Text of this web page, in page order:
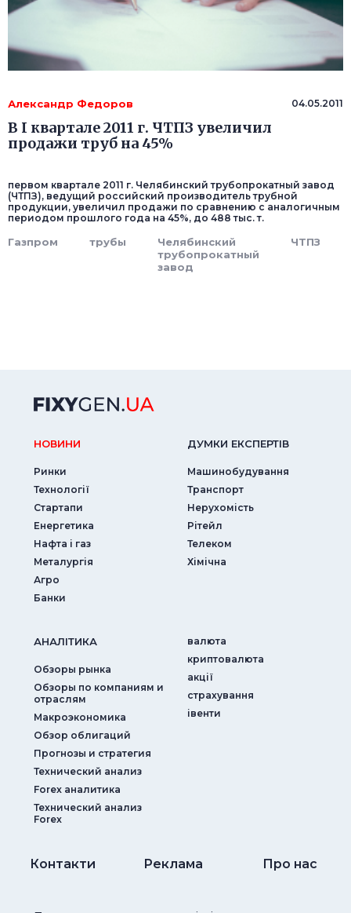
Александр Федоров 04.05.2011
В I квартале 2011 г. ЧТПЗ увеличил
продажи труб на 45%
первом квартале 2011 г. Челябинский трубопрокатный завод
(ЧТПЗ), ведущий российский производитель трубной
продукции, увеличил продажи по сравнению с аналогичным
периодом прошлого года на 45%, до 488 тыс. т.
Газпром трубы
Челябинский
трубопрокатный
завод
ЧТПЗ
НОВИНИ
Ринки
Технології
Стартапи
Енергетика
Нафта і газ
Металургія
Агро
Банки
ДУМКИ ЕКСПЕРТIВ
Машинобудування
Транспорт
Нерухомість
Рітейл
Телеком
Хімічна
АНАЛIТИКА
Обзоры рынка
Обзоры по компаниям и
отраслям
Макроэкономика
Обзор облигаций
Прогнозы и стратегия
Технический анализ
Forex аналитика
Технический анализ
Forex
валюта
криптовалюта
акції
страхування
iвенти
Контакти Реклама Про нас